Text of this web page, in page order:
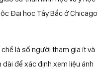
Đại học Tây Bắc ở Chicago
là số người tham gia ít và
để xác định xem liệu ánh